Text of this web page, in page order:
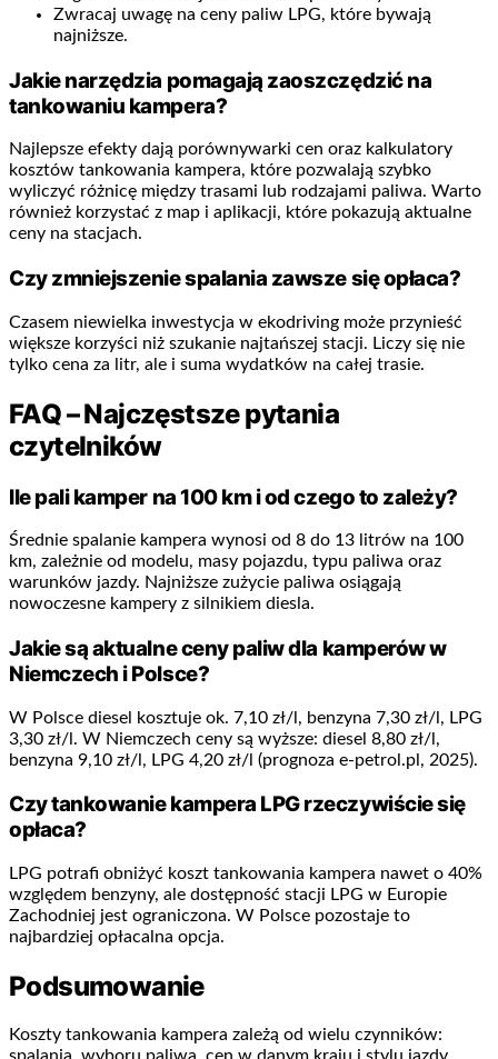
Zwracaj uwagę na ceny paliw LPG, które bywają
najniższe.
Jakie narzędzia pomagają zaoszczędzić na
tankowaniu kampera?
Najlepsze efekty dają porównywarki cen oraz kalkulatory
kosztów tankowania kampera, które pozwalają szybko
wyliczyć różnicę między trasami lub rodzajami paliwa. Warto
również korzystać z map i aplikacji, które pokazują aktualne
ceny na stacjach.
Czy zmniejszenie spalania zawsze się opłaca?
Czasem niewielka inwestycja w ekodriving może przynieść
większe korzyści niż szukanie najtańszej stacji. Liczy się nie
tylko cena za litr, ale i suma wydatków na całej trasie.
FAQ – Najczęstsze pytania
czytelników
Ile pali kamper na 100 km i od czego to zależy?
Średnie spalanie kampera wynosi od 8 do 13 litrów na 100
km, zależnie od modelu, masy pojazdu, typu paliwa oraz
warunków jazdy. Najniższe zużycie paliwa osiągają
nowoczesne kampery z silnikiem diesla.
Jakie są aktualne ceny paliw dla kamperów w
Niemczech i Polsce?
W Polsce diesel kosztuje ok. 7,10 zł/l, benzyna 7,30 zł/l, LPG
3,30 zł/l. W Niemczech ceny są wyższe: diesel 8,80 zł/l,
benzyna 9,10 zł/l, LPG 4,20 zł/l (prognoza e-petrol.pl, 2025).
Czy tankowanie kampera LPG rzeczywiście się
opłaca?
LPG potrafi obniżyć koszt tankowania kampera nawet o 40%
względem benzyny, ale dostępność stacji LPG w Europie
Zachodniej jest ograniczona. W Polsce pozostaje to
najbardziej opłacalna opcja.
Podsumowanie
Koszty tankowania kampera zależą od wielu czynników: